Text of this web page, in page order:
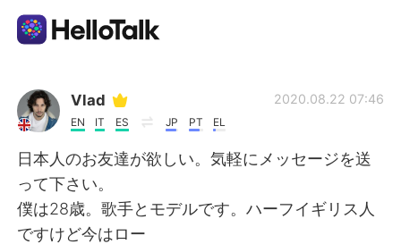
Aplicación de intercambio de idiomas
AI Grammar Checker
Español
Vlad
EN IT ES JP PT EL
2020.08.22 07:46
日本人のお友達が欲しい。気軽にメッセージを送
って下さい。
僕は28歳。歌手とモデルです。ハーフイギリス人
ですけど今はロー